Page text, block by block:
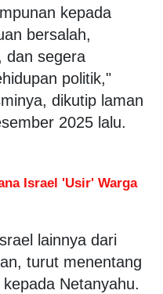
kepada
bersalah,
dan segera
politik,"
dikutip laman
2025 lalu.
Israel 'Usir' Warga
lainnya dari
turut menentang
Netanyahu.